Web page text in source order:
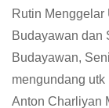
Rutin Menggelar
Budayawan dan
Budayawan,
mengundang
Anton Charliyan